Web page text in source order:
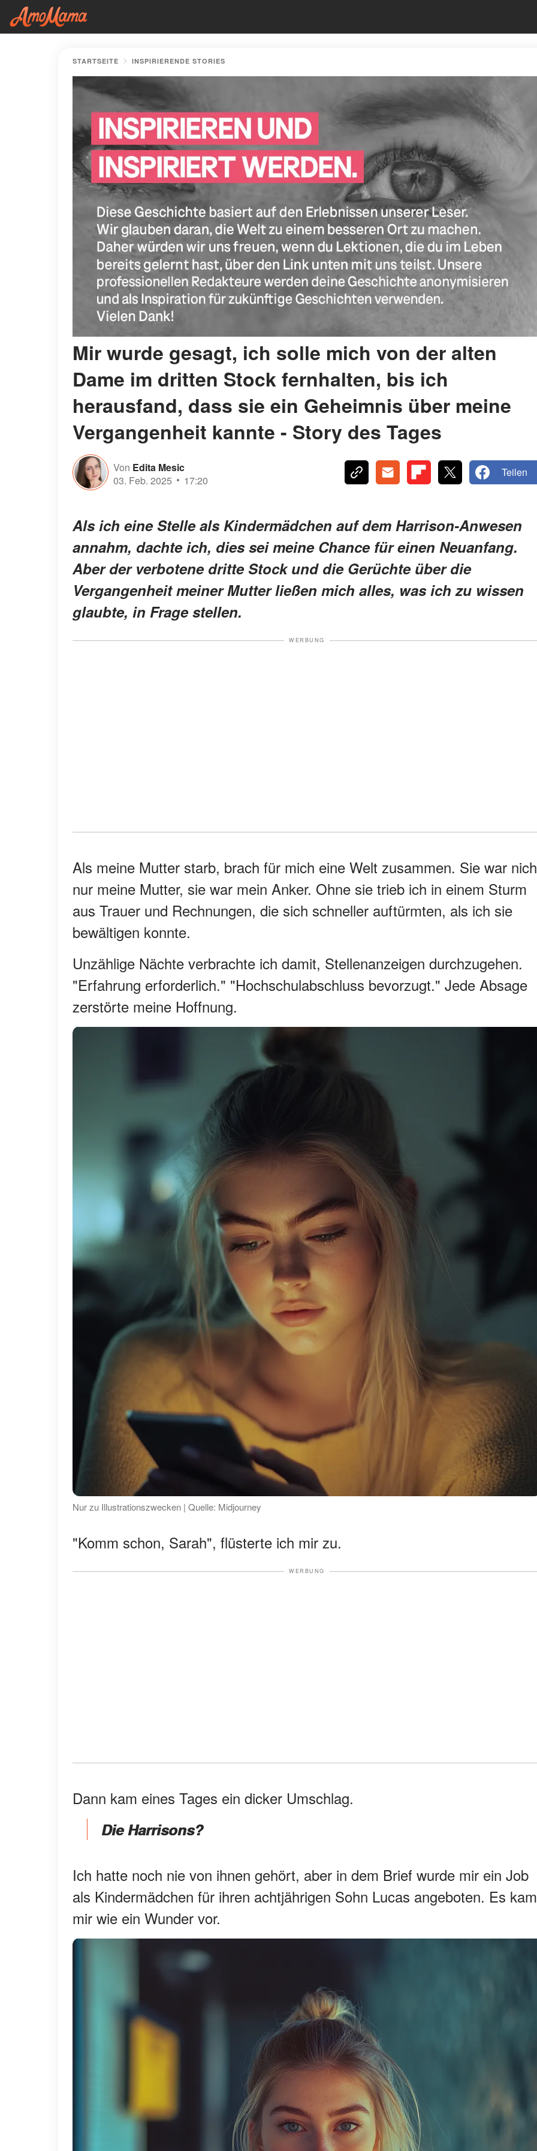
STARTSEITE INSPIRIERENDE STORIES
Mir wurde gesagt, ich solle mich von der alten
Dame im dritten Stock fernhalten, bis ich
herausfand, dass sie ein Geheimnis über meine
Vergangenheit kannte - Story des Tages
Von Edita Mesic
03. Feb. 2025
17:20
Teilen
Als ich eine Stelle als Kindermädchen auf dem Harrison-Anwesen
annahm, dachte ich, dies sei meine Chance für einen Neuanfang.
Aber der verbotene dritte Stock und die Gerüchte über die
Vergangenheit meiner Mutter ließen mich alles, was ich zu wissen
glaubte, in Frage stellen.
WERBUNG
Als meine Mutter starb, brach für mich eine Welt zusammen. Sie war
nur meine Mutter, sie war mein Anker. Ohne sie trieb ich in einem Sturm
aus Trauer und Rechnungen, die sich schneller auftürmten, als ich sie
bewältigen konnte.
Unzählige Nächte verbrachte ich damit, Stellenanzeigen durchzugehen.
"Erfahrung erforderlich." "Hochschulabschluss bevorzugt." Jede Absage
zerstörte meine Hoffnung.
Nur zu Illustrationszwecken | Quelle: Midjourney
"Komm schon, Sarah", flüsterte ich mir zu.
WERBUNG
Dann kam eines Tages ein dicker Umschlag.
Die Harrisons?
Ich hatte noch nie von ihnen gehört, aber in dem Brief wurde mir ein Job
als Kindermädchen für ihren achtjährigen Sohn Lucas angeboten. Es kam
mir wie ein Wunder vor.